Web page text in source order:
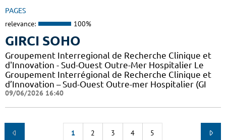
PAGES
relevance: 100%
GIRCI SOHO
Groupement Interregional de Recherche Clinique et
d'Innovation - Sud-Ouest Outre-Mer Hospitalier Le
Groupement Interrégional de Recherche Clinique et
d’Innovation – Sud-Ouest Outre-mer Hospitalier (GI
09/06/2026 16:40
1 2 3 4 5